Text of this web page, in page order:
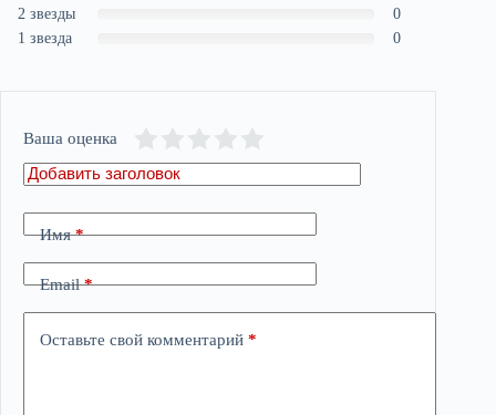
2 звезды
0
1 звезда
0
Ваша оценка
Имя*
Email*
Оставьте свой комментарий *